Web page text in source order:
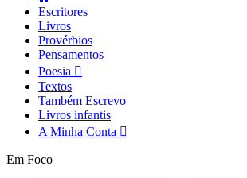
Escritores
Livros
Provérbios
Pensamentos
Poesia
Textos
Também Escrevo
Livros infantis
A Minha Conta
Em Foco